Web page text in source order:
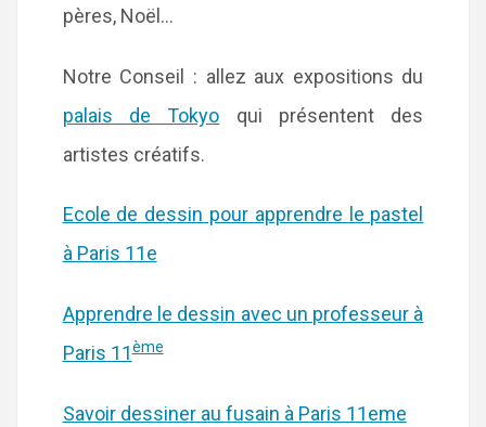
pères, Noël…
Notre Conseil : allez aux expositions du
palais de Tokyo qui présentent des
artistes créatifs.
Ecole de dessin pour apprendre le pastel
à Paris 11e
Apprendre le dessin avec un professeur à
Paris 11ème
Savoir dessiner au fusain à Paris 11eme